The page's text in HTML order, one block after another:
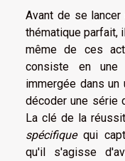
Avant de se
thématique parfait,
même de ces
consiste en une
immergée dans
décoder une série
La clé de la
spécifiquequi
qu'il s'agisse